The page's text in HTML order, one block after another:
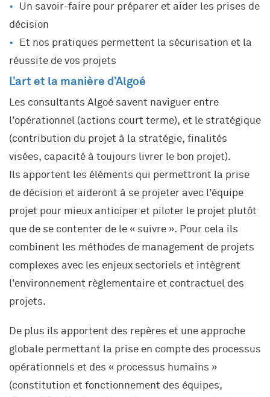
Un savoir-faire pour préparer et aider les prises de
décision
Et nos pratiques permettent la sécurisation et la
réussite de vos projets
L’art et la manière d’Algoé
Les consultants Algoé savent naviguer entre
l’opérationnel (actions court terme), et le stratégique
(contribution du projet à la stratégie, finalités
visées, capacité à toujours livrer le bon projet).
Ils apportent les éléments qui permettront la prise
de décision et aideront à se projeter avec l’équipe
projet pour mieux anticiper et piloter le projet plutôt
que de se contenter de le « suivre ». Pour cela ils
combinent les méthodes de management de projets
complexes avec les enjeux sectoriels et intègrent
l’environnement règlementaire et contractuel des
projets.
De plus ils apportent des repères et une approche
globale permettant la prise en compte des processus
opérationnels et des « processus humains »
(constitution et fonctionnement des équipes,